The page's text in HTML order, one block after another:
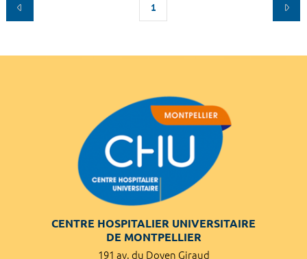
1
CENTRE HOSPITALIER UNIVERSITAIRE
DE MONTPELLIER
191 av. du Doyen Giraud